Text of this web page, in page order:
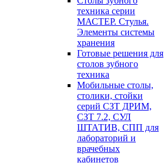
техника серии
МАСТЕР. Стулья.
Элементы системы
хранения
Готовые решения для
столов зубного
техника
Мобильные столы,
столики, стойки
серий СЗТ ДРИМ,
СЗТ 7.2, СУЛ
ШТАТИВ, СПП для
лабораторий и
врачебных
кабинетов